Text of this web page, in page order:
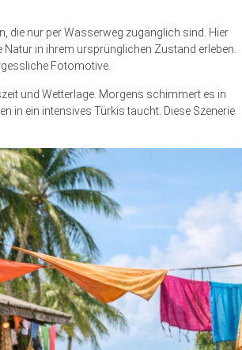
die nur per Wasserweg zugänglich sind. Hier
Natur in ihrem ursprünglichen Zustand erleben.
Fotomotive.
und Wetterlage. Morgens schimmert es in
in ein intensives Türkis taucht. Diese Szenerie